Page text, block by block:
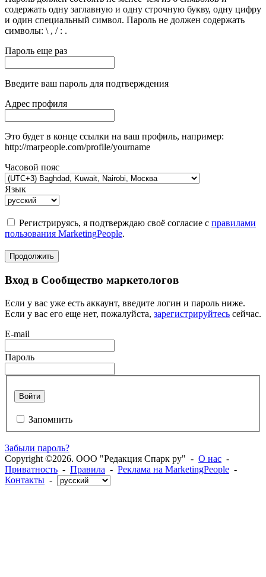
содержать одну заглавную и одну строчную букву, одну цифру
и один специальный символ. Пароль не должен содержать
символы: \ , / : .
Пароль еще раз
Введите ваш пароль для подтверждения
Адрес профиля
Это будет в конце ссылки на ваш профиль, например:
http://marpeople.com/profile/yourname
Часовой пояс
Язык
Регистрируясь, я подтверждаю своё согласие с правилами
пользования MarketingPeople.
Продолжить
Вход в Сообщество маркетологов
Если у вас уже есть аккаунт, введите логин и пароль ниже.
Если у вас его еще нет, пожалуйста, зарегистрируйтесь сейчас.
E-mail
Пароль
Войти
Запомнить
Забыли пароль?
Copyright ©2026. ООО "Редакция Спарк ру" - О нас -
Приватность - Правила - Реклама на MarketingPeople -
Контакты -